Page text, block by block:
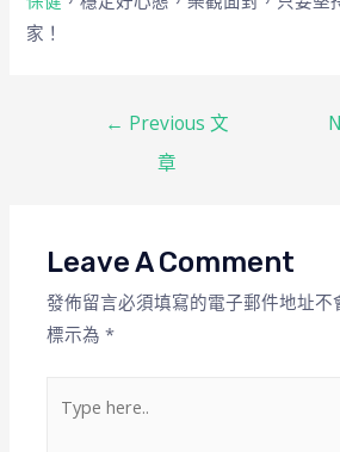
家！
← Previous 文
章
Leave A Comment
發佈留言必須填寫的電子郵件地址不
標示為*